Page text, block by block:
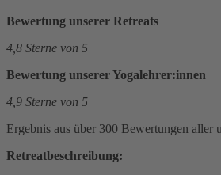
Bewertung unserer Retreats
4,8 Sterne von 5
Bewertung unserer Yogalehrer:innen
4,9 Sterne von 5
Ergebnis aus über 300 Bewertungen aller
Retreatbeschreibung: